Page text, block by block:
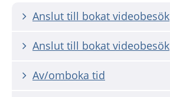
Anslut till bokat videobesök
Anslut till bokat videobesök
Av/omboka tid